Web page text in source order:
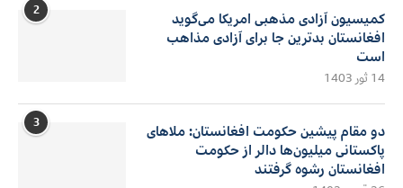
2
کمیسیون آزادی مذهبی امریکا می‌گوید
افغانستان بدترین جا برای آزادی مذاهب
است
14 ثور 1403
3
دو مقام پیشین حکومت افغانستان: ملاهای
پاکستانی میلیون‌ها دالر از حکومت
افغانستان رشوه گرفتند